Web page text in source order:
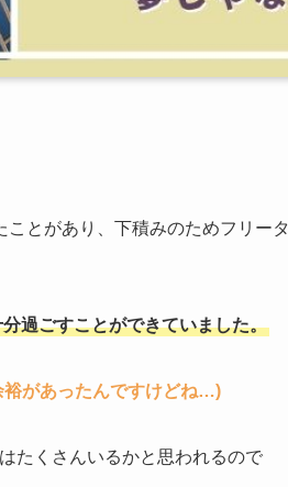
とがあり、下積みのためフリー
過ごすことができていました。
裕があったんですけどね…)
たくさんいるかと思われるので